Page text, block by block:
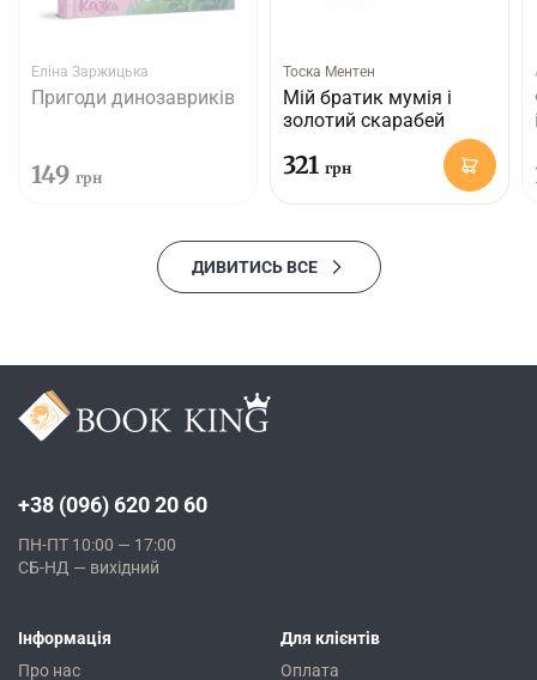
Еліна Заржицька
Пригоди динозавриків
149 грн
Тоска Ментен
Мій братик мумія і
золотий скарабей
321 грн
ДИВИТИСЬ ВСЕ
+38 (096) 620 20 60
ПН-ПТ 10:00 — 17:00
СБ-НД — вихідний
Інформація
Про нас
Для клієнтів
Оплата